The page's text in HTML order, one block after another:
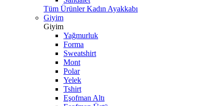
Tüm Ürünler Kadın Ayakkabı
Giyim
Giyim
Yağmurluk
Forma
Sweatshirt
Mont
Polar
Yelek
Tshirt
Eşofman Altı